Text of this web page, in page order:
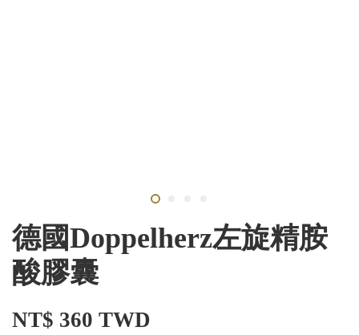
德國Doppelherz左旋精胺
酸膠囊
NT$ 360 TWD